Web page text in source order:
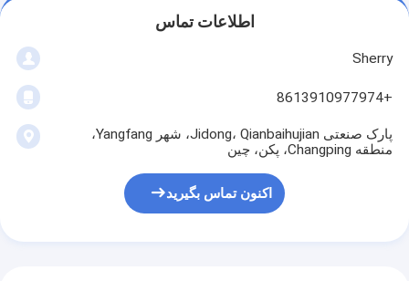
اطلاعات تماس
Sherry
+8613910977974
پارک صنعتی Jidong، Qianbaihujian، شهر Yangfang،
منطقه Changping، پکن، چین
اکنون تماس بگیرید